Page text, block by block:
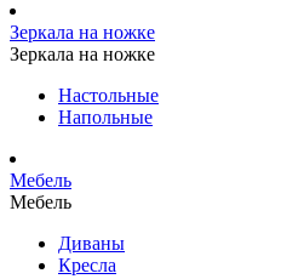
Зеркала на ножке
Зеркала на ножке
Настольные
Напольные
Мебель
Мебель
Диваны
Кресла